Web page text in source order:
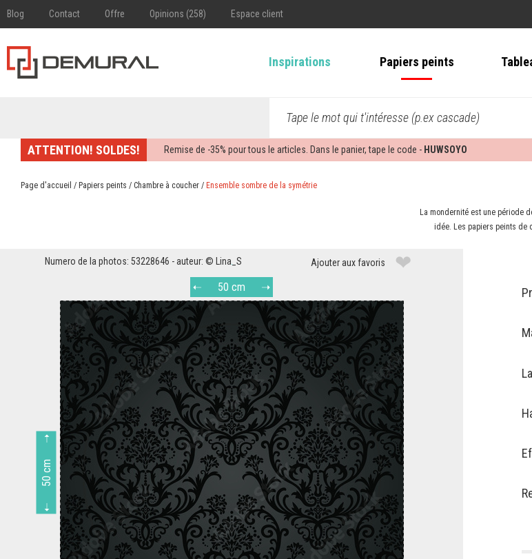
Blog Contact Offre Opinions (258) Espace client
Inspirations Papiers peints
Tape le mot qui t'intéresse (p.ex cascade)
ATTENTION! SOLDES! Remise de -35% pour tous le articles. Dans le panier, tape le code - HUWSOYO
Page d'accueil / Papiers peints / Chambre à coucher / Ensemble sombre de la symétrie
La mondernité est une période
idée. Les papiers peints de
Numero de la photos: 53228646 - auteur: © Lina_S Ajouter aux favoris ❤
50 cm
50 cm